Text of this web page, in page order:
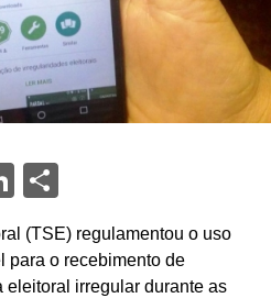
LinkedIn
Share
(TSE) regulamentou o uso
para o recebimento de
irregular durante as